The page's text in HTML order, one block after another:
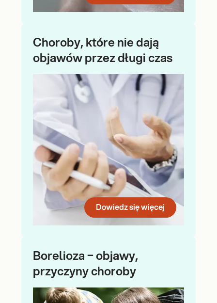
Choroby, które nie dają
objawów przez długi czas
Dowiedz się więcej
Borelioza − objawy,
przyczyny choroby